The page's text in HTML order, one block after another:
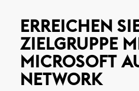
ERREICHEN
ZIELGRUPPE
MICROSOFT
NETWORK